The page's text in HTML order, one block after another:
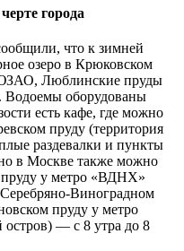
города
что к зимней
озеро в Крюковском
ЮЗАО, Люблинские пруды
оборудованы
есть кафе, где можно
пруду (территория
раздевалки и пункты
в Москве также можно
у метро «ВДНХ»
Серебряно-Виноградном
пруду у метро
— с 8 утра до 8